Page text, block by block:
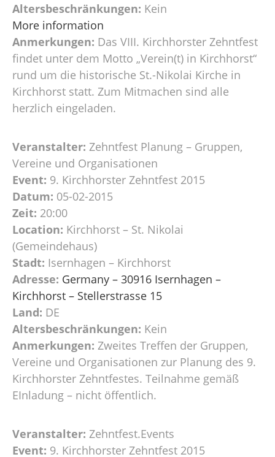
Altersbeschränkungen: Kein
More information
Anmerkungen: Das VIII. Kirchhorster Zehntfest
findet unter dem Motto „Verein(t) in Kirchhorst“
rund um die historische St.-Nikolai Kirche in
Kirchhorst statt. Zum Mitmachen sind alle
herzlich eingeladen.
Veranstalter: Zehntfest Planung – Gruppen,
Vereine und Organisationen
Event: 9. Kirchhorster Zehntfest 2015
Datum: 05-02-2015
Zeit: 20:00
Location: Kirchhorst – St. Nikolai
(Gemeindehaus)
Stadt: Isernhagen – Kirchhorst
Adresse: Germany – 30916 Isernhagen –
Kirchhorst – Stellerstrasse 15
Land: DE
Altersbeschränkungen: Kein
Anmerkungen: Zweites Treffen der Gruppen,
Vereine und Organisationen zur Planung des 9.
Kirchhorster Zehntfestes. Teilnahme gemäß
EInladung – nicht öffentlich.
Veranstalter: Zehntfest.Events
Event: 9. Kirchhorster Zehntfest 2015